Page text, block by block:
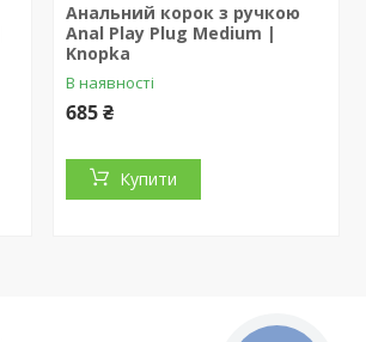
Анальний корок з ручкою
Anal Play Plug Medium |
Knopka
В наявності
685 ₴
Купити